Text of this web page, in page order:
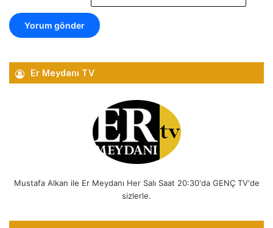
Er Meydanı TV
Mustafa Alkan ile Er Meydanı Her Salı Saat 20:30'da GENÇ TV'de
sizlerle.